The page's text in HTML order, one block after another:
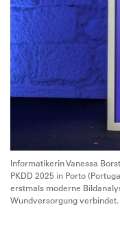
Informatikerin Vanessa
PKDD 2025 in Porto
erstmals moderne
Wundversorgung